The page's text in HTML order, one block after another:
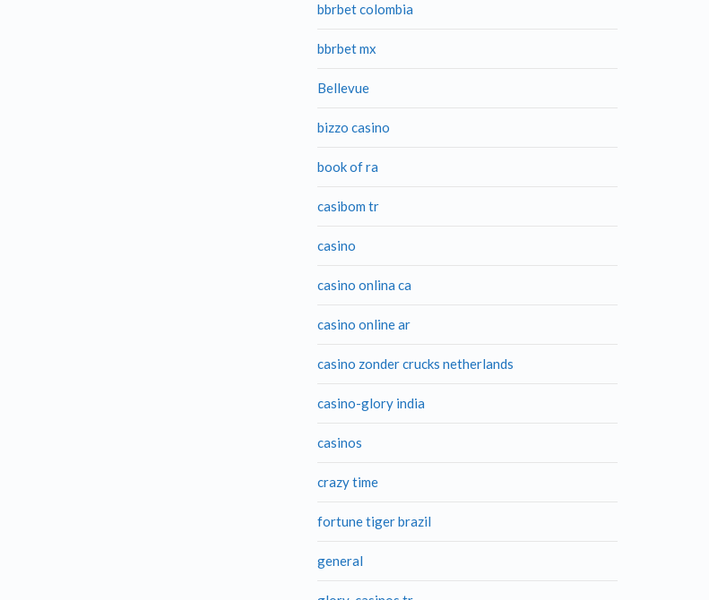
bbrbet colombia
bbrbet mx
Bellevue
bizzo casino
book of ra
casibom tr
casino
casino onlina ca
casino online ar
casino zonder crucks netherlands
casino-glory india
casinos
crazy time
fortune tiger brazil
general